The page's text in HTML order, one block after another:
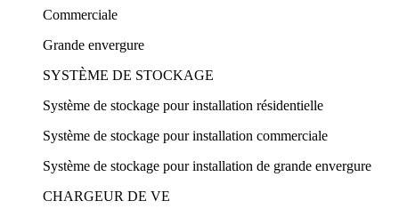
Commerciale
Grande envergure
SYSTÈME DE STOCKAGE
Système de stockage pour installation résidentielle
Système de stockage pour installation commerciale
Système de stockage pour installation de grande envergure
CHARGEUR DE VE